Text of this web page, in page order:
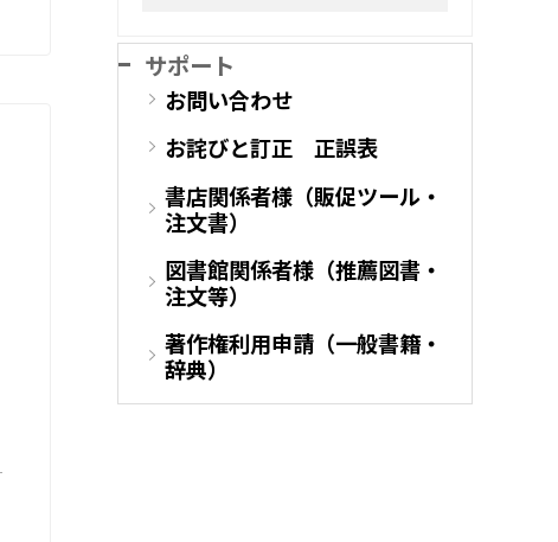
サポート
お問い合わせ
お詫びと訂正 正誤表
書店関係者様（販促ツール・
注文書）
図書館関係者様（推薦図書・
注文等）
著作権利用申請（一般書籍・
辞典）